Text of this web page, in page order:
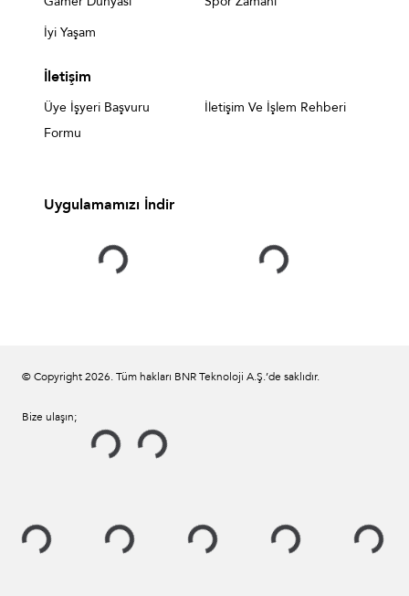
İyi Yaşam
İletişim
Üye İşyeri Başvuru
Formu
İletişim Ve İşlem Rehberi
Uygulamamızı İndir
© Copyright2026. Tüm hakları BNR Teknoloji A.Ş.’de saklıdır.
Bize ulaşın;